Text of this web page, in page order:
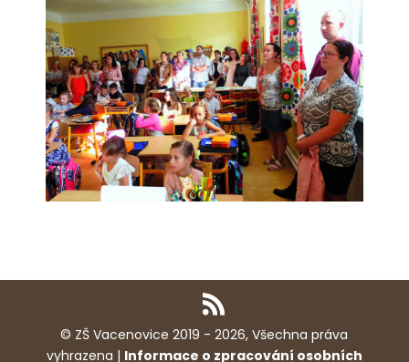
© ZŠ Vacenovice 2019 - 2026, Všechna práva
vyhrazena | Informace o zpracování osobních